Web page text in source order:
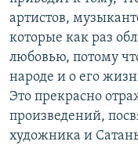
артистов,
которые как раз
любовью, потому
народе и о его
Это прекрасно
произведений,
художника и